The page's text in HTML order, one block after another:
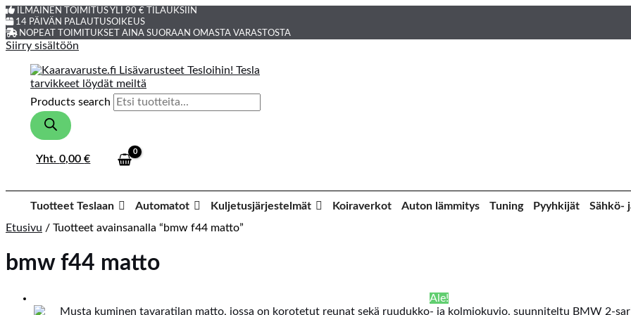
ILMAINEN TOIMITUS YLI 90 € TILAUKSIIN
14 PÄIVÄN PALAUTUSOIKEUS
NOPEAT TOIMITUKSET AINA SUORAAN OMASTA VARASTOSTA
Siirry sisältöön
Products search
Yht.0,00€
Tuotteet Teslaan Automatot Kuljetusjärjestelmät Koiraverkot Auton lämmitys Tuning Pyyhkijät
Sähkö-
Etusivu / Tuotteet avainsanalla “bmw f44 matto”
bmw f44 matto
Ale!